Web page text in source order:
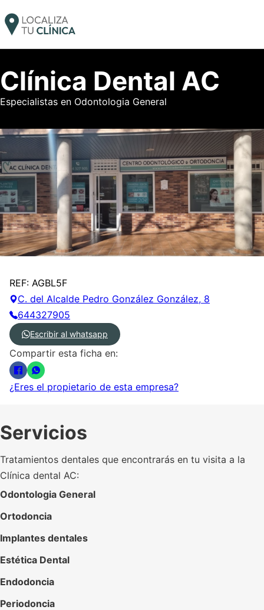
Clínica Dental AC
Especialistas en Odontologia General
REF: AGBL5F
C. del Alcalde Pedro González González, 8
644327905
Escribir al whatsapp
Compartir esta ficha en:
¿Eres el propietario de esta empresa?
Servicios
Tratamientos dentales que encontrarás en tu visita a la
Clínica dental AC:
Odontologia General
Ortodoncia
Implantes dentales
Estética Dental
Endodoncia
Periodoncia